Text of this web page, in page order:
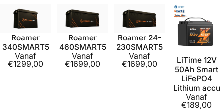
Roamer
340SMART5
Vanaf
€1299,00
Roamer
460SMART5
Vanaf
€1699,00
Roamer 24-
230SMART5
Vanaf
€1699,00
LiTime 12V
50Ah Smart
LiFePO4
Lithium accu
Vanaf
€189,00